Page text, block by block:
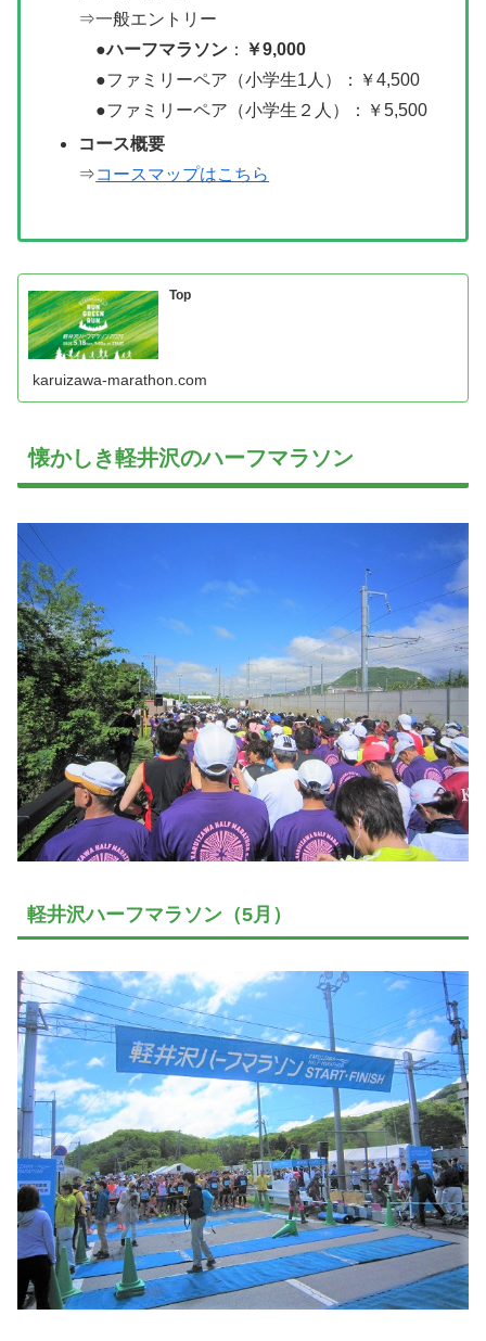
⇒一般エントリー
●ハーフマラソン ： ￥9,000
●ファミリーペア（小学生1人）：￥4,500
●ファミリーペア（小学生２人）：￥5,500
コース概要
⇒コースマップはこちら
Top
karuizawa-marathon.com
懐かしき軽井沢のハーフマラソン
軽井沢ハーフマラソン（5月）